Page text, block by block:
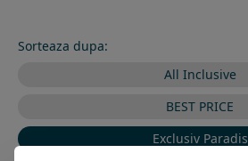
Sorteaza dupa:
All Inclusive
BEST PRICE
Exclusiv Paradis